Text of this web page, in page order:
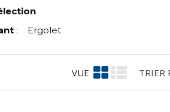
: Ergolet
VUE TRIER